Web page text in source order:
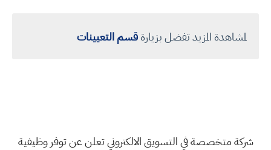
لمشاهدة المزيد تفضل بزيارةقسم التعيينات
شركة متخصصة في التسويق الالكتروني تعلن عن توفر وظيفية